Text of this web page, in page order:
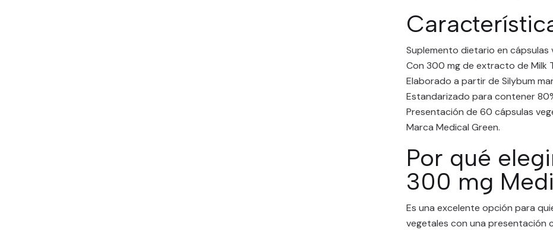
Suplemento dietario en cápsulas
Con 300 mg de extracto de Milk
Elaborado a partir de Silybum
Estandarizado para contener
Presentación de 60 cápsulas
Marca Medical Green.
Por qué
300 mg
Es una excelente opción para
vegetales con una presentación